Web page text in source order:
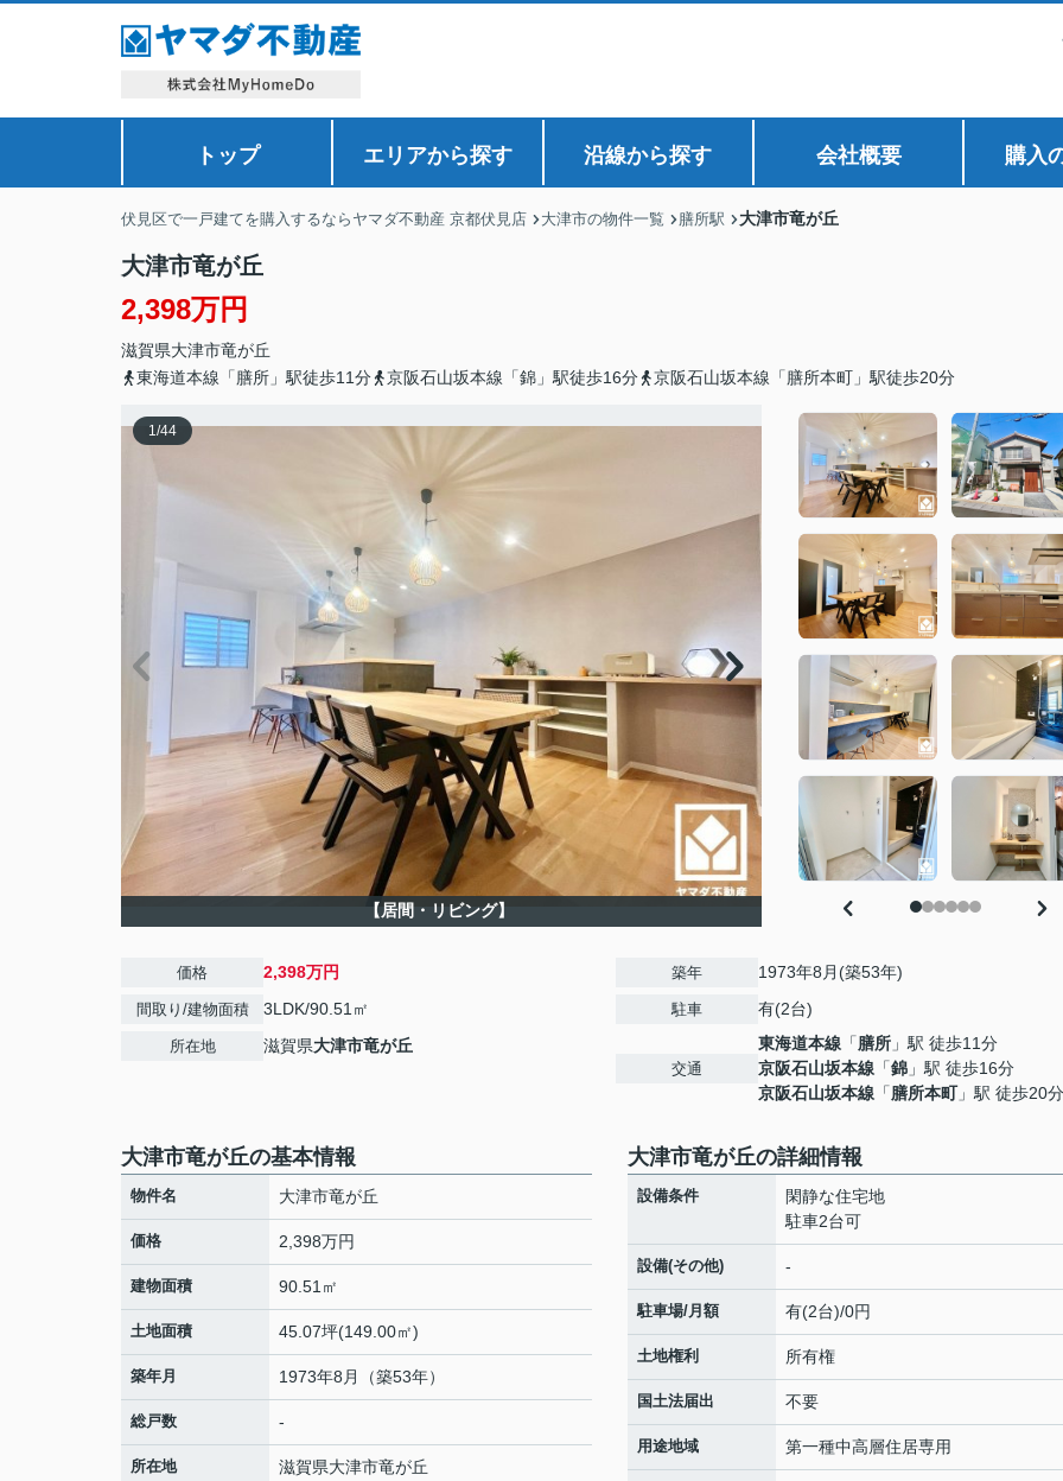
トップ エリアから探す 沿線から探す 会社概要 購入
伏見区で一戸建てを購入するならヤマダ不動産 京都伏見店 大津市の物件一覧 膳所駅 大津市竜が丘
大津市竜が丘
2,398万円
滋賀県大津市竜が丘
東海道本線「膳所」駅徒歩11分
京阪石山坂本線「錦」駅徒歩16分 京阪石山坂本線「膳所本町」駅徒歩20分
1/44
【居間・リビング】
価格 2,398万円
間取り/建物面積 3LDK/90.51㎡
所在地 滋賀県大津市竜が丘
築年 1973年8月(築53年)
駐車 有(2台)
交通
東海道本線 「膳所 」駅 徒歩11分
京阪石山坂本線 「錦 」駅 徒歩16分
京阪石山坂本線 「膳所本町」駅 徒歩20分
大津市竜が丘の基本情報
物件名 大津市竜が丘
価格 2,398万円
建物面積 90.51㎡
土地面積 45.07坪(149.00㎡)
築年月 1973年8月（築53年）
総戸数 -
所在地 滋賀県大津市竜が丘
大津市竜が丘の詳細情報
設備条件
閑静な住宅地
駐車2台可
設備(その他) -
駐車場/月額 有(2台)/0円
土地権利 所有権
国土法届出 不要
用途地域 第一種中高層住居専用